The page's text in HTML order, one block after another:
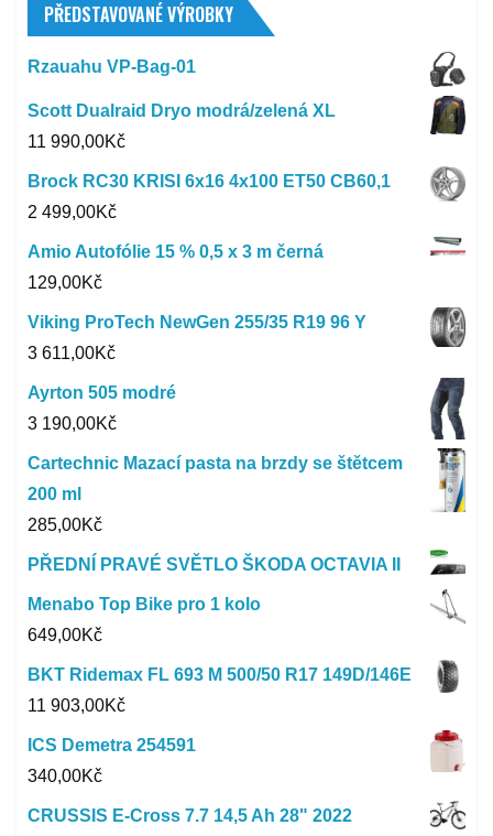
PŘEDSTAVOVANÉ VÝROBKY
Rzauahu VP-Bag-01
Scott Dualraid Dryo modrá/zelená XL
11 990,00Kč
Brock RC30 KRISI 6x16 4x100 ET50 CB60,1
2 499,00Kč
Amio Autofólie 15 % 0,5 x 3 m černá
129,00Kč
Viking ProTech NewGen 255/35 R19 96 Y
3 611,00Kč
Ayrton 505 modré
3 190,00Kč
Cartechnic Mazací pasta na brzdy se štětcem
200 ml
285,00Kč
PŘEDNÍ PRAVÉ SVĚTLO ŠKODA OCTAVIA II
Menabo Top Bike pro 1 kolo
649,00Kč
BKT Ridemax FL 693 M 500/50 R17 149D/146E
11 903,00Kč
ICS Demetra 254591
340,00Kč
CRUSSIS E-Cross 7.7 14,5 Ah 28" 2022